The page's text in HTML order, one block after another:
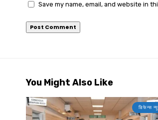
Save my name, email, and website in
You Might Also Like
डिफेन्स